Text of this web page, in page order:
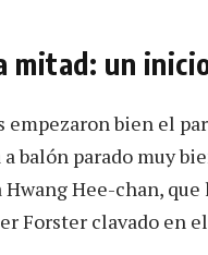
mitad: un
empezaron bien el
a balón parado muy
Hee-chan,
Forster clavado en